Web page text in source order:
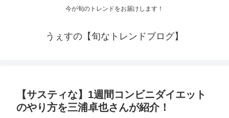
今が旬のトレンドをお届けします！
うぇすの【旬なトレンドブログ】
【サスティな】1週間コンビニダイエット
のやり方を三浦卓也さんが紹介！